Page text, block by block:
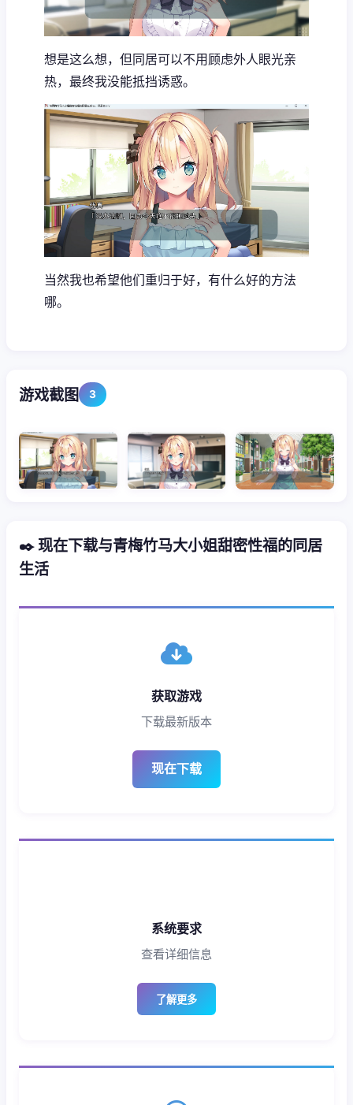
想是这么想，但同居可以不用顾虑外人眼光亲
热，最终我没能抵挡诱惑。
当然我也希望他们重归于好，有什么好的方法
哪。
游戏截图 3
✒️ 现在下载与青梅竹马大小姐甜密性福的同居
生活
获取游戏
下载最新版本
现在下载
系统要求
查看详细信息
了解更多